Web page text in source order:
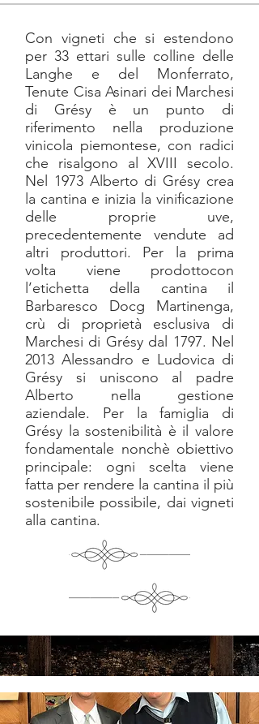
Con vigneti che si estendono
per 33 ettari sulle colline delle
Langhe e del Monferrato,
Tenute Cisa Asinari dei Marchesi
di Grésy è un punto di
riferimento nella produzione
vinicola piemontese, con radici
che risalgono al XVIII secolo.
Nel 1973 Alberto di Grésy crea
la cantina e inizia la vinificazione
delle proprie uve,
precedentemente vendute ad
altri produttori. Per la prima
volta viene prodottocon
l’etichetta della cantina il
Barbaresco Docg Martinenga,
crù di proprietà esclusiva di
Marchesi di Grésy dal 1797. Nel
2013 Alessandro e Ludovica di
Grésy si uniscono al padre
Alberto nella gestione
aziendale. Per la famiglia di
Grésy la sostenibilità è il valore
fondamentale nonchè obiettivo
principale: ogni scelta viene
fatta per rendere la cantina il più
sostenibile possibile, dai vigneti
alla cantina.